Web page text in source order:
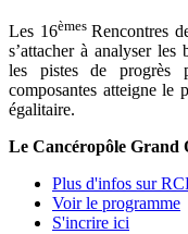
Les 16èmes Rencontres
s’attacher à analyser
les pistes de progrès
composantes atteigne le
égalitaire.
Le Cancéropôle Grand
Plus d'infos sur
Voir le programme
S'incrire ici